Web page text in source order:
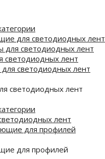
для светодиодных лент
для светодиодных лент
светодиодных лент
для светодиодных лент
светодиодных лент
лент
для профилей
для профилей